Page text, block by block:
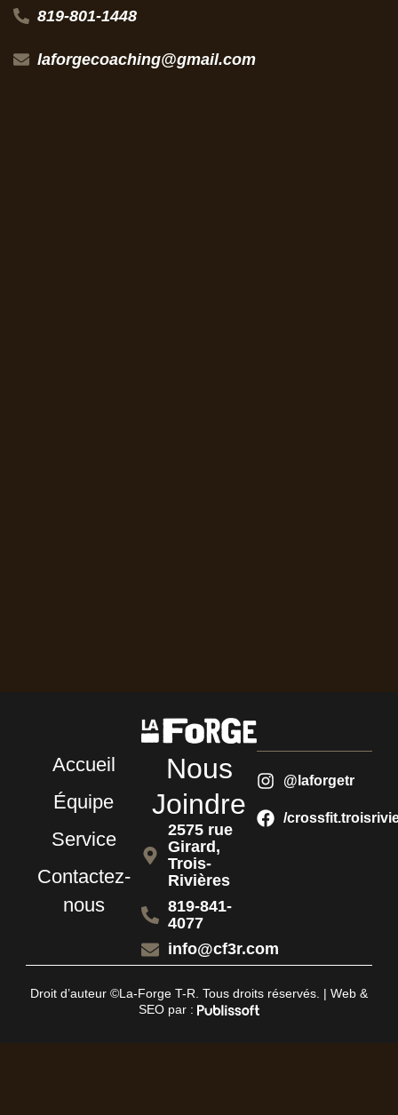
819-801-1448
laforgecoaching@gmail.com
Accueil
Équipe
Service
Contactez-
nous
Nous
Joindre
2575 rue
Girard,
Trois-
Rivières
819-841-
4077
info@cf3r.com
@laforgetr
/
Droit d’auteur ©La-Forge T-R. Tous droits réservés. | Web &
SEO par :